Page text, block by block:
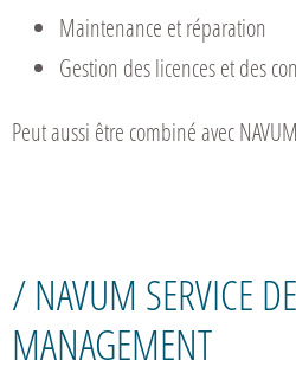
Maintenance et réparation
Gestion des licences et des
Peut aussi être combiné avec
/ NAVUM SERVICE
MANAGEMENT